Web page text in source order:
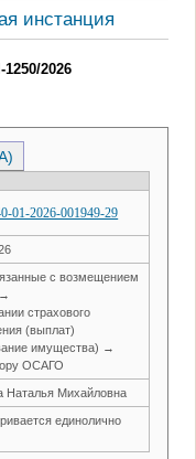
инстанция
2026
01-2026-001949-29
с возмещением
страхового
(выплат)
имущества) →
ОСАГО
Наталья Михайловна
единолично